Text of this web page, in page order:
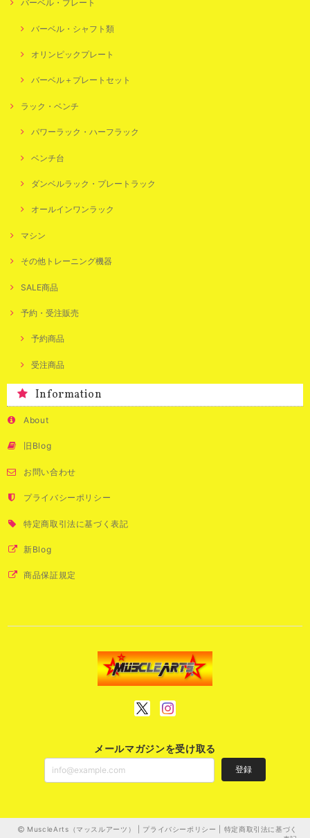
バーベル・プレート
バーベル・シャフト類
オリンピックプレート
バーベル＋プレートセット
ラック・ベンチ
パワーラック・ハーフラック
ベンチ台
ダンベルラック・プレートラック
オールインワンラック
マシン
その他トレーニング機器
SALE商品
予約・受注販売
予約商品
受注商品
Information
About
旧Blog
お問い合わせ
プライバシーポリシー
特定商取引法に基づく表記
新Blog
商品保証規定
メールマガジンを受け取る
登録
MuscleArts（マッスルアーツ） | プライバシーポリシー
特定商取引法に基づく